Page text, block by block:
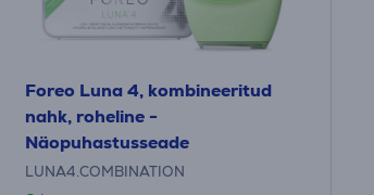
Foreo Luna 4, kombineeritud
nahk, roheline -
Näopuhastusseade
LUNA4.COMBINATION